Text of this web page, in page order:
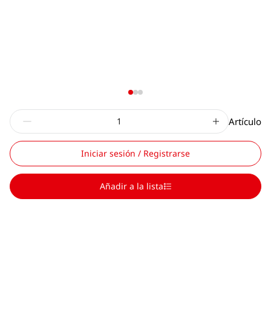
Artículo
Iniciar sesión / Registrarse
Añadir a la lista